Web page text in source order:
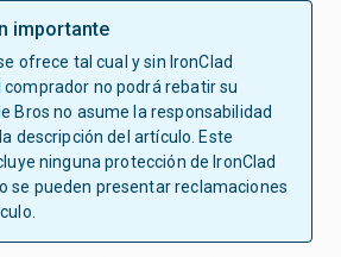
importante
ofrece tal cual y sin IronClad
comprador no podrá rebatir su
Bros no asume la responsabilidad
descripción del artículo. Este
ninguna protección de IronClad
se pueden presentar reclamaciones